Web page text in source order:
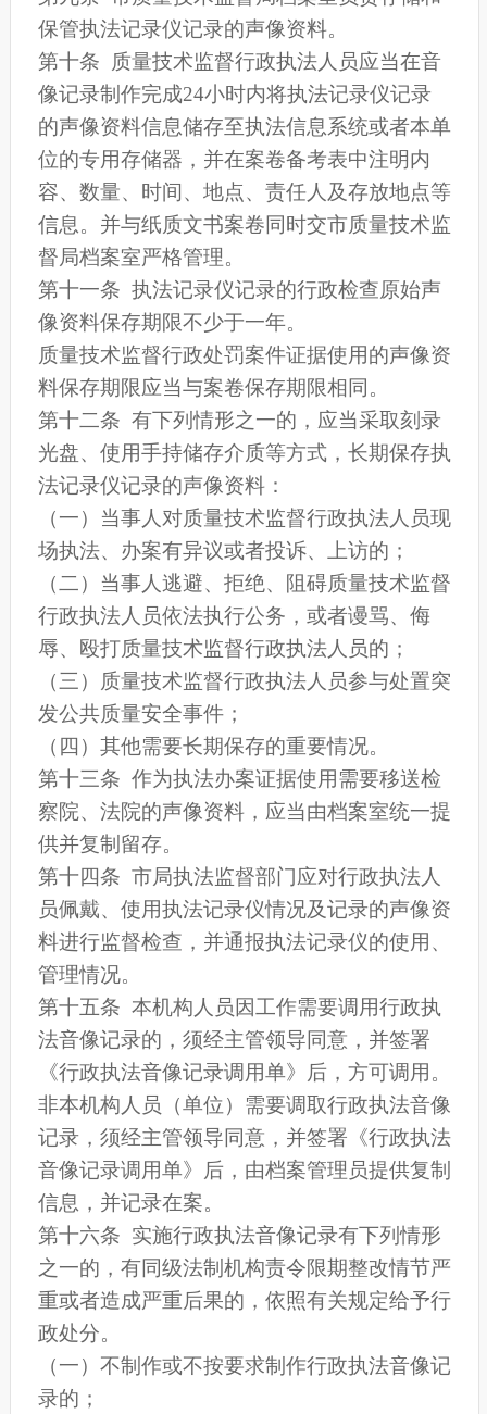
保管执法记录仪记录的声像资料。
第十条 质量技术监督行政执法人员应当在音
像记录制作完成24小时内将执法记录仪记录
的声像资料信息储存至执法信息系统或者本单
位的专用存储器，并在案卷备考表中注明内
容、数量、时间、地点、责任人及存放地点等
信息。并与纸质文书案卷同时交市质量技术监
督局档案室严格管理。
第十一条 执法记录仪记录的行政检查原始声
像资料保存期限不少于一年。
质量技术监督行政处罚案件证据使用的声像资
料保存期限应当与案卷保存期限相同。
第十二条 有下列情形之一的，应当采取刻录
光盘、使用手持储存介质等方式，长期保存执
法记录仪记录的声像资料：
（一）当事人对质量技术监督行政执法人员现
场执法、办案有异议或者投诉、上访的；
（二）当事人逃避、拒绝、阻碍质量技术监督
行政执法人员依法执行公务，或者谩骂、侮
辱、殴打质量技术监督行政执法人员的；
（三）质量技术监督行政执法人员参与处置突
发公共质量安全事件；
（四）其他需要长期保存的重要情况。
第十三条 作为执法办案证据使用需要移送检
察院、法院的声像资料，应当由档案室统一提
供并复制留存。
第十四条 市局执法监督部门应对行政执法人
员佩戴、使用执法记录仪情况及记录的声像资
料进行监督检查，并通报执法记录仪的使用、
管理情况。
第十五条 本机构人员因工作需要调用行政执
法音像记录的，须经主管领导同意，并签署
《行政执法音像记录调用单》后，方可调用。
非本机构人员（单位）需要调取行政执法音像
记录，须经主管领导同意，并签署《行政执法
音像记录调用单》后，由档案管理员提供复制
信息，并记录在案。
第十六条 实施行政执法音像记录有下列情形
之一的，有同级法制机构责令限期整改情节严
重或者造成严重后果的，依照有关规定给予行
政处分。
（一）不制作或不按要求制作行政执法音像记
录的；